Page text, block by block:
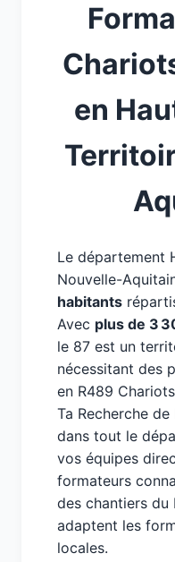
en
Le département
Nouvelle-
habitants
Avec plus de 3
le 87 est un
nécessitant des
en R489
Ta Recherche
dans tout le
vos équipes
formateurs
des chantiers du
adaptent les
locales.